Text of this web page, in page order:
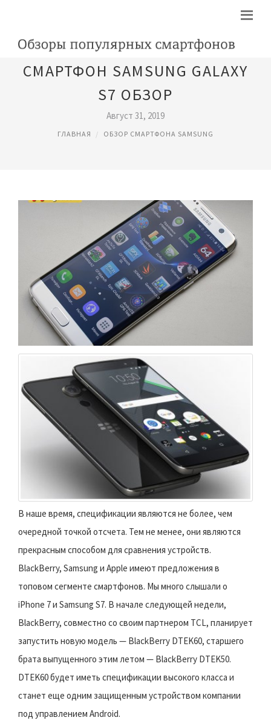
СМАРТФОН SAMSUNG GALAXY
S7 ОБЗОР
Август 31, 2019
ГЛАВНАЯ ОБЗОР СМАРТФОНА SAMSUNG
В наше время, спецификации являются не более, чем
очередной точкой отсчета. Тем не менее, они являются
прекрасным способом для сравнения устройств.
BlackBerry, Samsung и Apple имеют предложения в
топовом сегменте смартфонов. Мы много слышали о
iPhone 7 и Samsung S7. В начале следующей недели,
BlackBerry, совместно со своим партнером TCL, планирует
запустить новую модель — BlackBerry DTEK60, старшего
брата выпущенного этим летом — BlackBerry DTEK50.
DTEK60 будет иметь спецификации высокого класса и
станет еще одним защищенным устройством компании
под управлением Android.